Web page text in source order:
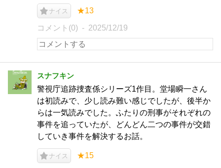
ナイス ★13
コメント(0) 2025/12/19
スナフキン
警視庁追跡捜査係シリーズ1作目。堂場瞬一さん
は初読みで、少し読み難い感じでしたが、後半か
らは一気読みでした。ふたりの刑事がそれぞれの
事件を追っていたが、どんどん二つの事件が交錯
していき事件を解決するお話。
ナイス ★15